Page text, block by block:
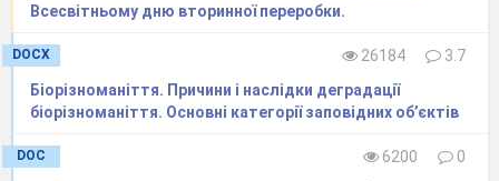
вислови про відходи (на кожний вид
підготовлено 4 фрази). Команди повинні
на увазі. Переможе та, яка першою
неправильну відповідь, команда суперників
Всесвітньому дню вторинної переробки.
DOCX 26184
3.7
Біорізноманіття. Причини і наслідки деградації
біорізноманіття. Основні категорії заповідних об’єктів
DOC 6200
0